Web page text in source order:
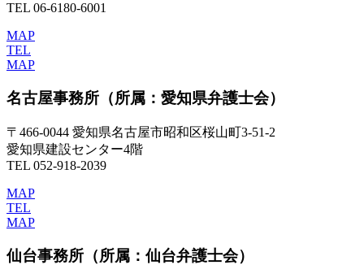
TEL 06-6180-6001
MAP
TEL
MAP
名古屋事務所 （所属：愛知県弁護士会）
〒466-0044 愛知県名古屋市昭和区桜山町3-51-2
愛知県建設センター4階
TEL 052-918-2039
MAP
TEL
MAP
仙台事務所 （所属：仙台弁護士会）